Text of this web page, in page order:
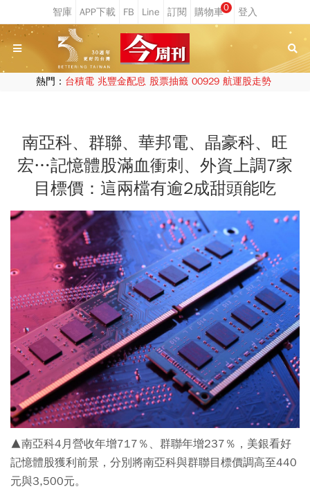
0
熱門： 台積電 兆豐金配息 股票抽籤 00929 航運股走勢
南亞科、群聯、華邦電、晶豪科、旺
宏…記憶體股滿血衝刺、外資上調7家
目標價：這兩檔有逾2成甜頭能吃
▲南亞科4月營收年增717％、群聯年增237％，美銀看好
記憶體股獲利前景，分別將南亞科與群聯目標價調高至440
元與3,500元。